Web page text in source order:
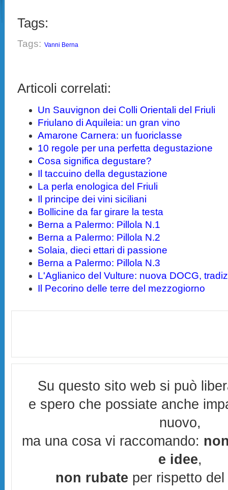
Tags:
Tags: Vanni Berna
Articoli correlati:
Un Sauvignon dei Colli Orientali del Friuli
Friulano di Aquileia: un gran vino
Amarone Carnera: un fuoriclasse
10 regole per una perfetta degustazione
Cosa significa degustare?
Il taccuino della degustazione
La perla enologica del Friuli
Il principe dei vini siciliani
Bollicine da far girare la testa
Berna a Palermo: Pillola N.1
Berna a Palermo: Pillola N.2
Solaia, dieci ettari di passione
Berna a Palermo: Pillola N.3
L'Aglianico del Vulture: nuova DOCG,
Il Pecorino delle terre del mezzogiorno
Su questo sito web si può
e spero che possiate anche
nuovo,
ma una cosa vi raccomando:
e idee,
non rubate per rispetto